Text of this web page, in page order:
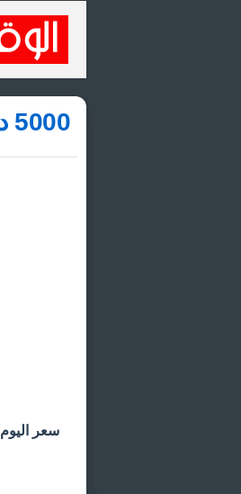
5000 د.م.‏ درهم مغربى كم جنيه استرليني
سعر اليوم